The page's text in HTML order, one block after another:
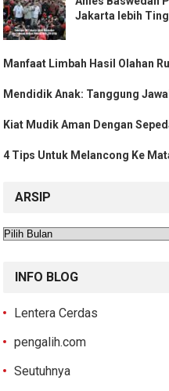
Jakarta lebih
Manfaat Limbah Hasil Olahan
Mendidik Anak: Tanggung
Kiat Mudik Aman Dengan
4 Tips Untuk Melancong Ke
ARSIP
Arsip
INFO BLOG
Lentera Cerdas
pengalih.com
Seutuhnya